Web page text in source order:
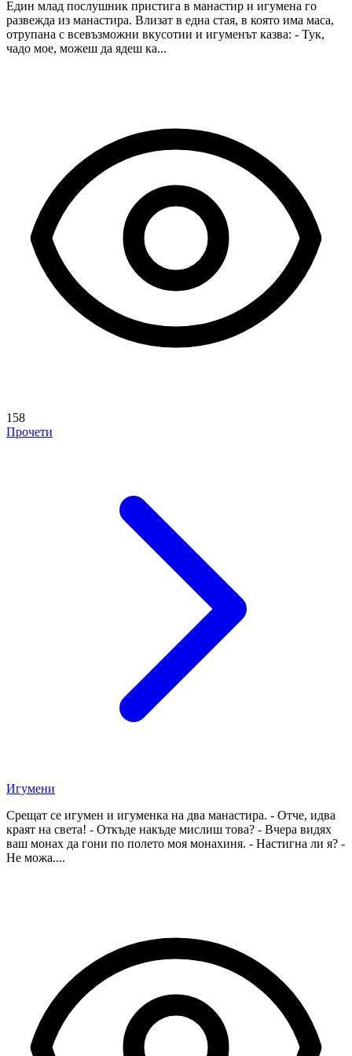
Един млад послушник пристига в манастир и игумена го
развежда из манастира. Влизат в една стая, в която има маса,
отрупана с всевъзможни вкусотии и игуменът казва: - Тук,
чадо мое, можеш да ядеш ка...
158
Прочети
Игумени
Срещат се игумен и игуменка на два манастира. - Отче, идва
краят на света! - Откъде накъде мислиш това? - Вчера видях
ваш монах да гони по полето моя монахиня. - Настигна ли я? -
Не можа....